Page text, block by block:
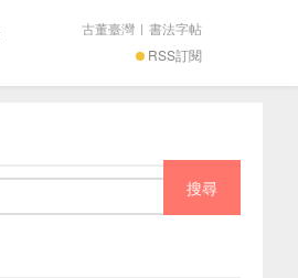
RSS訂閱
古董臺灣 | 書法字帖